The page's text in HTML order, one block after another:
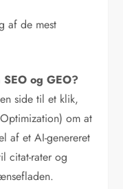
af de mest
og GEO?
side til et klik,
om at
af et AI-genereret
citat-rater og